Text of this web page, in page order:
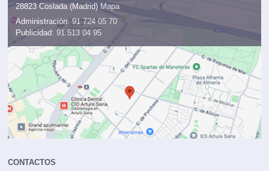
28823 Coslada (Madrid) Mapa
Administración: 91 724 05 70
Publicidad: 91 513 04 95
CONTACTOS